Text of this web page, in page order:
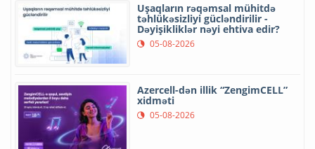
Uşaqların rəqəmsal mühitdə
təhlükəsizliyi gücləndirilir -
Dəyişikliklər nəyi ehtiva edir?
05-08-2026
Azercell-dən illik “ZengimCELL”
xidməti
05-08-2026